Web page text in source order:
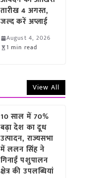
तारीख 4 अगस्त,
जल्द करें अप्लाई
August 4, 2026
1 min read
View All
10 साल में 70%
बढ़ा देश का दूध
उत्पादन, राज्यसभा
में ललन सिंह ने
गिनाईं पशुपालन
क्षेत्र की उपलब्धियां